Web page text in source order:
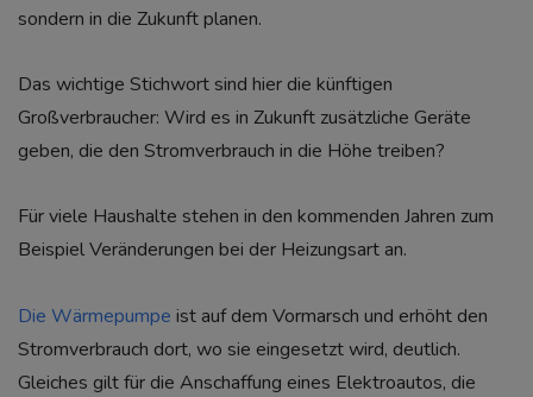
sondern in die Zukunft planen.
Das wichtige Stichwort sind hier die künftigen
Großverbraucher: Wird es in Zukunft zusätzliche Geräte
geben, die den Stromverbrauch in die Höhe treiben?
Für viele Haushalte stehen in den kommenden Jahren zum
Beispiel Veränderungen bei der Heizungsart an.
Die Wärmepumpe ist auf dem Vormarsch und erhöht den
Stromverbrauch dort, wo sie eingesetzt wird, deutlich.
Gleiches gilt für die Anschaffung eines Elektroautos, die